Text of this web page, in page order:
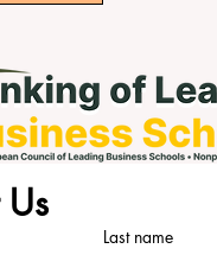
Last name